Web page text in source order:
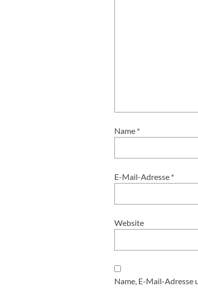
Name *
E-Mail-Adresse *
Website
Name, E-Mail-Adresse